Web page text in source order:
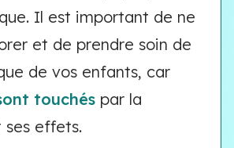
Il est important de ne
et de prendre soin de
de vos enfants, car
touchés par la
effets.